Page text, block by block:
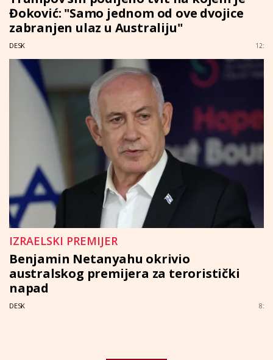
Đoković: "Samo jednom od ove dvojice
zabranjen ulaz u Australiju"
DESK 12:
IZRAELSKI PREMIJER
Benjamin Netanyahu okrivio
australskog premijera za teroristički
napad
DESK 8: